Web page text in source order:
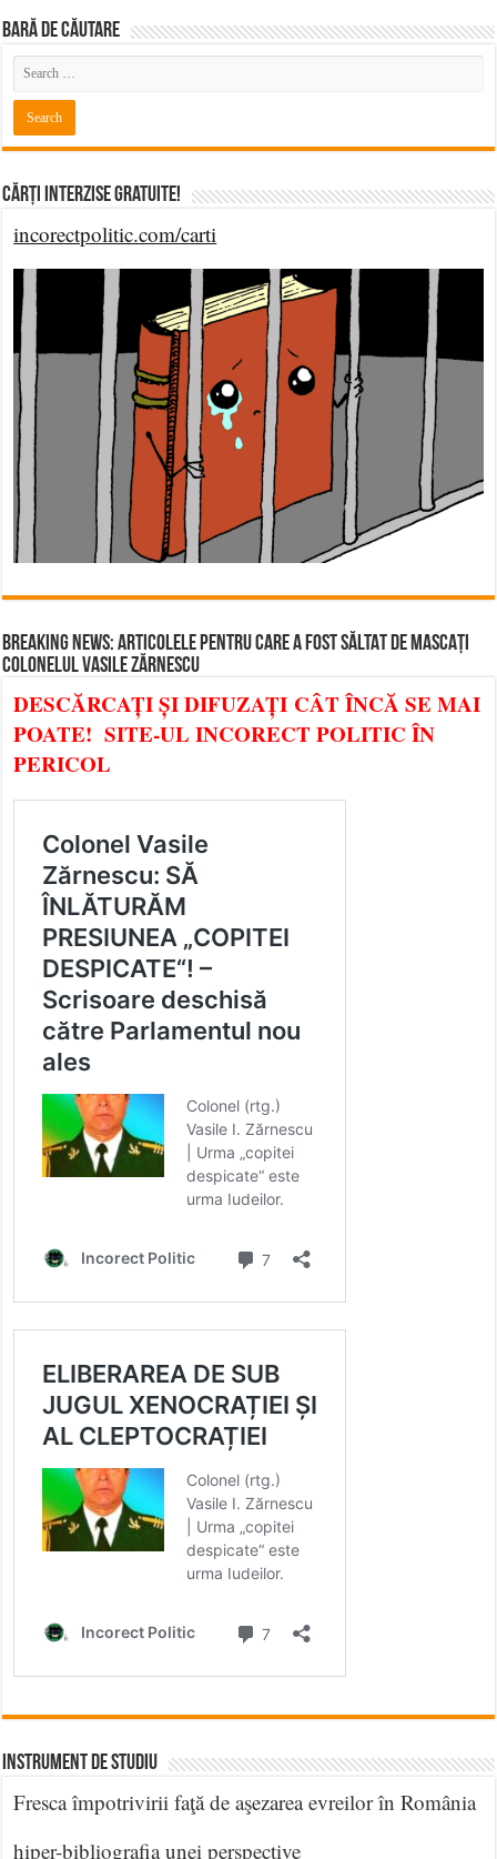
BARĂ DE CĂUTARE
Cărți Interzise Gratuite!
incorectpolitic.com/carti
BREAKING NEWS: ARTICOLELE PENTRU CARE A FOST SĂLTAT DE MASCAȚI
COLONELUL VASILE ZĂRNESCU
DESCĂRCAȚI ȘI DIFUZAȚI CÂT ÎNCĂ SE MAI
POATE! SITE-UL INCORECT POLITIC ÎN
PERICOL
INSTRUMENT DE STUDIU
Fresca împotrivirii faţă de aşezarea evreilor în România
hiper-bibliografia unei perspective